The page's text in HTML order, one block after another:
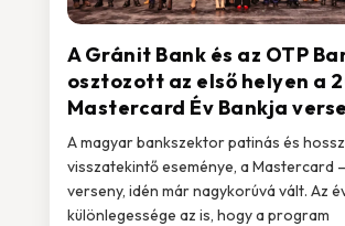
A Gránit Bank és az OTP
osztozott az első helyen a
Mastercard Év Bankja
A magyar bankszektor patinás és
visszatekintő eseménye, a Mastercard
verseny, idén már nagykorúvá vált. Az
különlegessége az is, hogy a program